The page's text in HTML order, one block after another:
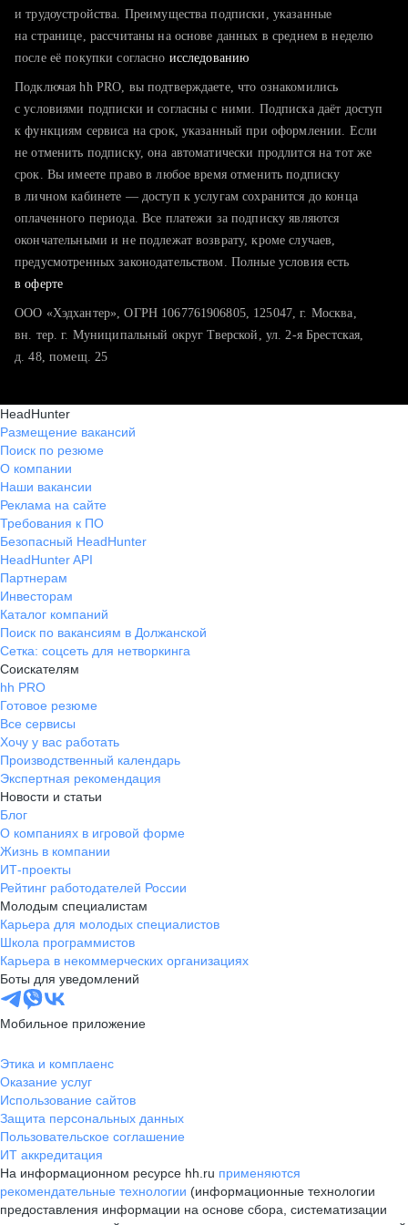
тратите много времени на поиск и вручную поднимаете
хотите сравнить себя с конкурентами и оценить шансы
и трудоустройства. Преимущества подписки, указанные
на странице, рассчитаны на основе данных в среднем в неделю
после её покупки согласно исследованию
Подключая hh PRO, вы подтверждаете, что ознакомились
с условиями подписки и согласны с ними. Подписка даёт доступ
к функциям сервиса на срок, указанный при оформлении. Если
не отменить подписку, она автоматически продлится на тот же
срок. Вы имеете право в любое время отменить подписку
в личном кабинете — доступ к услугам сохранится до конца
оплаченного периода. Все платежи за подписку являются
окончательными и не подлежат возврату, кроме случаев,
предусмотренных законодательством. Полные условия есть
в оферте
ООО «Хэдхантер», ОГРН 1067761906805, 125047, г. Москва,
вн. тер. г. Муниципальный округ Тверской, ул. 2-я Брестская,
д. 48, помещ. 25
HeadHunter
Размещение вакансий
Поиск по резюме
О компании
Наши вакансии
Реклама на сайте
Требования к ПО
Безопасный HeadHunter
HeadHunter API
Партнерам
Инвесторам
Каталог компаний
Поиск по вакансиям в Должанской
Сетка: соцсеть для нетворкинга
Соискателям
hh PRO
Готовое резюме
Все сервисы
Хочу у вас работать
Производственный календарь
Экспертная рекомендация
Новости и статьи
Блог
О компаниях в игровой форме
Жизнь в компании
ИТ-проекты
Рейтинг работодателей России
Молодым специалистам
Карьера для молодых специалистов
Школа программистов
Карьера в некоммерческих организациях
Боты для уведомлений
Мобильное приложение
Этика и комплаенс
Оказание услуг
Использование сайтов
Защита персональных данных
Пользовательское соглашение
ИТ аккредитация
На информационном ресурсе hh.ru применяются
рекомендательные технологии (информационные технологии
предоставления информации на основе сбора, систематизации